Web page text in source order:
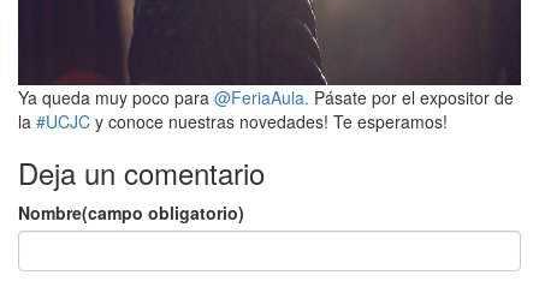
Ya queda muy poco para @FeriaAula. Pásate por el expositor de
la #UCJC y conoce nuestras novedades! Te esperamos!
Deja un comentario
Nombre(campo obligatorio)